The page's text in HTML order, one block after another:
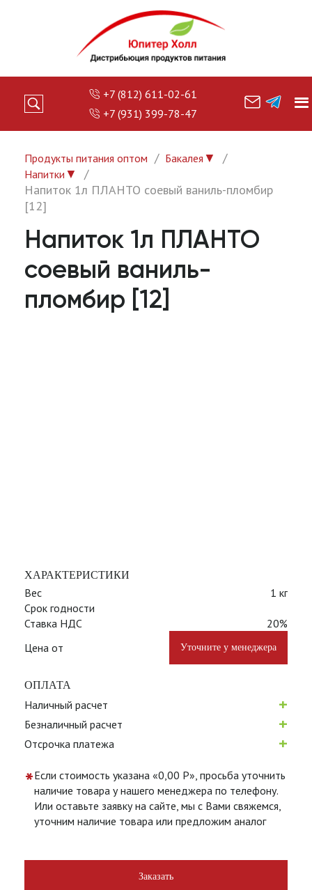
+7 (812) 611-02-61
+7 (931) 399-78-47
Продукты питания оптом Бакалея ▼
Напитки ▼
Напиток 1л ПЛАНТО соевый ваниль-пломбир
[12]
Напиток 1л ПЛАНТО
соевый ваниль-
пломбир [12]
ХАРАКТЕРИСТИКИ
Вес
1 кг
Срок годности
Ставка НДС
20%
Цена от
Уточните у менеджера
ОПЛАТА
Наличный расчет +
Безналичный расчет +
Отсрочка платежа +
*Если стоимость указана «0,00 Р», просьба уточнить
наличие товара у нашего менеджера по телефону.
Или оставьте заявку на сайте, мы с Вами свяжемся,
уточним наличие товара или предложим аналог
Заказать